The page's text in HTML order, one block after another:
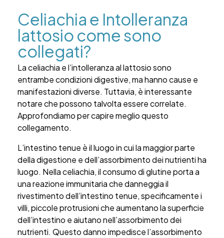
Celiachia e Intolleranza
lattosio come sono
collegati?
La celiachia e l’intolleranza al lattosio sono
entrambe condizioni digestive, ma hanno cause e
manifestazioni diverse. Tuttavia, è interessante
notare che possono talvolta essere correlate.
Approfondiamo per capire meglio questo
collegamento.
L’intestino tenue è il luogo in cui la maggior parte
della digestione e dell’assorbimento dei nutrienti ha
luogo. Nella celiachia, il consumo di glutine porta a
una reazione immunitaria che danneggia il
rivestimento dell’intestino tenue, specificamente i
villi, piccole protrusioni che aumentano la superficie
dell’intestino e aiutano nell’assorbimento dei
nutrienti. Questo danno impedisce l’assorbimento